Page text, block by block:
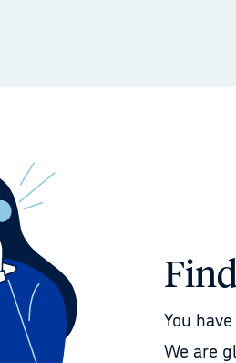
You
We are